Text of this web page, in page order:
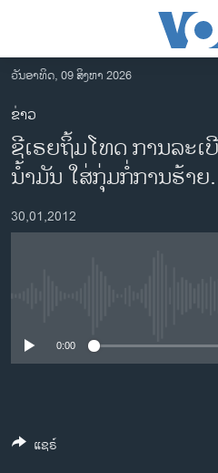
ເຂົ້າ
ຫາ
ຂ້າມ
ຂ້າມ
ຂ້າມ
ໄປ
ຫາ
ຊອກ
ອາເມຣິກາ
ການເລືອກຕັ້ງ ປະທານາທີບໍດີ ສະຫະລັ
ຂ່າວ​ຈີນ
ຊີວິດຊາວລາວ
ທຸລະກິດ
ວັນອາທິດ, 09 ສິງຫາ 2026
ຂ່າວ
ຊີເຣຍຖິ້ມໂທດ ການລະເ
ນໍ້າມັນ ໃສ່ກຸ່ມກໍ່ການຮ້າຍ.
30,01,2012
0:00
ແຊຣ໌